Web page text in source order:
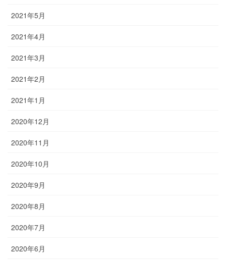
2021年5月
2021年4月
2021年3月
2021年2月
2021年1月
2020年12月
2020年11月
2020年10月
2020年9月
2020年8月
2020年7月
2020年6月